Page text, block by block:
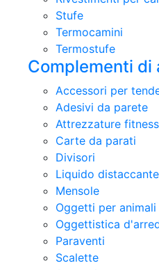
Stufe
Termocamini
Termostufe
Complementi di
Accessori per
Adesivi da parete
Attrezzature fitness
Carte da parati
Divisori
Liquido
Mensole
Oggetti per animali
Oggettistica
Paraventi
Scalette